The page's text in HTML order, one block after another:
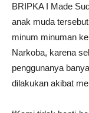
BRIPKA I Made
anak muda
minum minuman
Narkoba, karena
penggunanya
dilakukan akibat